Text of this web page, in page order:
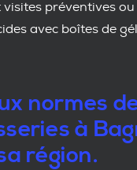
préventives ou
avec boîtes de
normes
à
région.